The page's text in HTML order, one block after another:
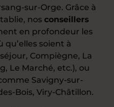
sur-Orge. Grâce à
nos conseillers
en profondeur les
qu’elles soient à
Compiègne, La
Le Marché, etc.), ou
Savigny-sur-
Bois, Viry-Châtillon.